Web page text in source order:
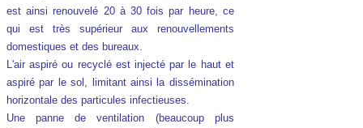
est ainsi renouvelé 20 à 30 fois par heure, ce
qui est très supérieur aux renouvellements
domestiques et des bureaux.
L'air aspiré ou recyclé est injecté par le haut et
aspiré par le sol, limitant ainsi la dissémination
horizontale des particules infectieuses.
Une panne de ventilation (beaucoup plus